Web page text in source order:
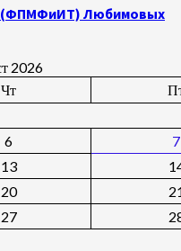
(ФПМФиИТ) Любимовых
2026
Чт
6 7
13
20
27